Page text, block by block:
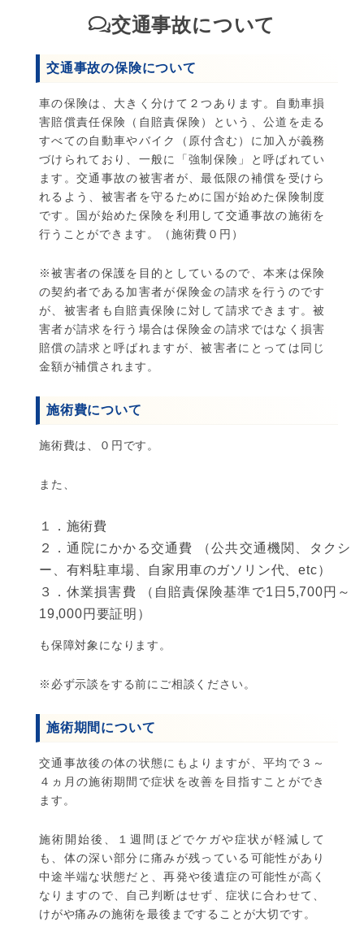
交通事故について
交通事故の保険について
車の保険は、大きく分けて２つあります。自動車損
害賠償責任保険（自賠責保険）という、公道を走る
すべての自動車やバイク（原付含む）に加入が義務
づけられており、一般に「強制保険」と呼ばれてい
ます。交通事故の被害者が、最低限の補償を受けら
れるよう、被害者を守るために国が始めた保険制度
です。国が始めた保険を利用して交通事故の施術を
行うことができます。（施術費０円）
※被害者の保護を目的としているので、本来は保険
の契約者である加害者が保険金の請求を行うのです
が、被害者も自賠責保険に対して請求できます。被
害者が請求を行う場合は保険金の請求ではなく損害
賠償の請求と呼ばれますが、被害者にとっては同じ
金額が補償されます。
施術費について
施術費は、０円です。
また、
１．施術費
２．通院にかかる交通費 （公共交通機関、タクシ
ー、有料駐車場、自家用車のガソリン代、etc）
３．休業損害費 （自賠責保険基準で1日5,700円～
19,000円要証明）
も保障対象になります。
※必ず示談をする前にご相談ください。
施術期間について
交通事故後の体の状態にもよりますが、平均で３～
４ヵ月の施術期間で症状を改善を目指すことができ
ます。
施術開始後、１週間ほどでケガや症状が軽減して
も、体の深い部分に痛みが残っている可能性があり
中途半端な状態だと、再発や後遺症の可能性が高く
なりますので、自己判断はせず、症状に合わせて、
けがや痛みの施術を最後まですることが大切です。